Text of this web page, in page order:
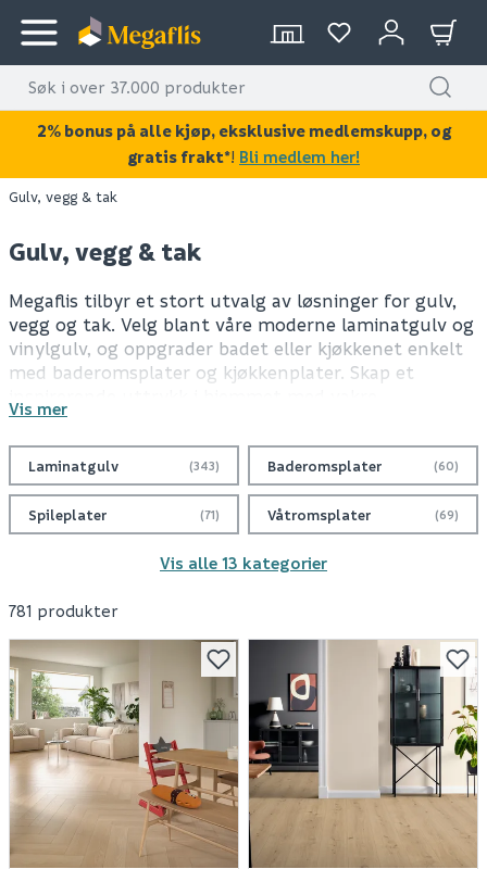
Gulv, vegg & tak
Gulv, vegg & tak
Megaflis tilbyr et stort utvalg av løsninger for gulv,
vegg og tak. Velg blant våre moderne laminatgulv og
vinylgulv, og oppgrader badet eller kjøkkenet enkelt
med baderomsplater og kjøkkenplater. Skap et
spilevegger og veggplater. Vi tilbyr produkter fra
merkevarer som BerryAlloc, Egger, Lind, Forestia,
Vetpro og Litex. Uansett hvilket rom du skal fornye,
finner du kvalitetsprodukter til lave priser hos oss.
Vis mer
Laminatgulv (343) Baderomsplater (60)
Spileplater (71) Våtromsplater (69)
Vis alle 13 kategorier
781 produkter
2% bonus på alle kjøp, eksklusive medlemskupp, og
gratis frakt*! Bli medlem her!